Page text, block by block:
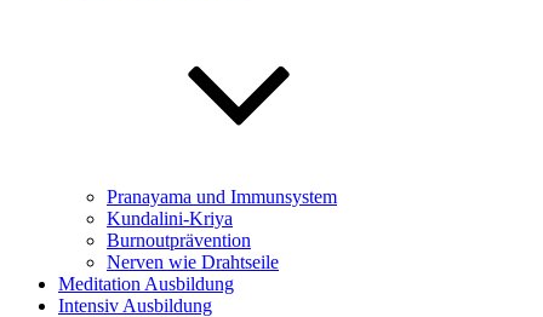
Pranayama und Immunsystem
Kundalini-Kriya
Burnoutprävention
Nerven wie Drahtseile
Meditation Ausbildung
Intensiv Ausbildung